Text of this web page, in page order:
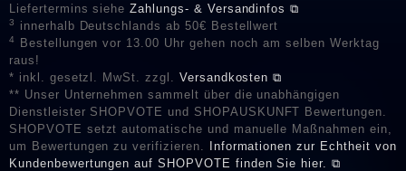
Liefertermins sieheZahlungs- & Versandinfos ⧉
3 innerhalb Deutschlands ab 50€ Bestellwert
4
Bestellungen vor 13.00 Uhr gehen noch am selben Werktag
raus!
* inkl. gesetzl. MwSt. zzgl. Versandkosten ⧉
** Unser Unternehmen sammelt über die unabhängigen
Dienstleister SHOPVOTE und SHOPAUSKUNFT Bewertungen.
SHOPVOTE setzt automatische und manuelle Maßnahmen ein,
um Bewertungen zu verifizieren.
Informationen zur Echtheit von
Kundenbewertungen auf SHOPVOTE finden Sie hier. ⧉